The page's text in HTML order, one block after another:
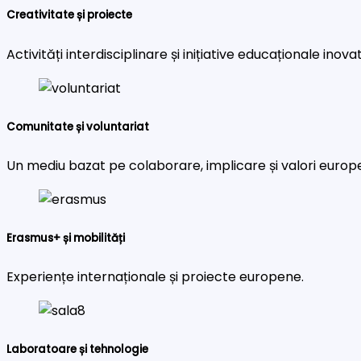
Creativitate și proiecte
Activități interdisciplinare și inițiative educaționale
Comunitate și voluntariat
Un mediu bazat pe colaborare, implicare și valori
Erasmus+ și mobilități
Experiențe internaționale și proiecte europene.
Laboratoare și tehnologie